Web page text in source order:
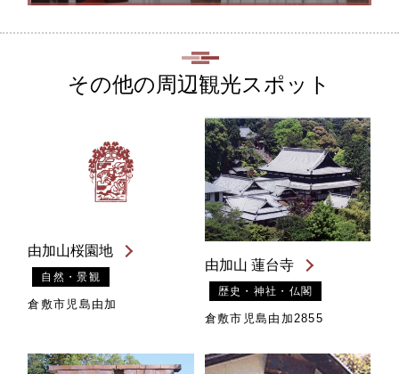
その他の周辺観光スポット
由加山桜園地
自然・景観
倉敷市児島由加
由加山 蓮台寺
歴史・神社・仏閣
倉敷市児島由加2855